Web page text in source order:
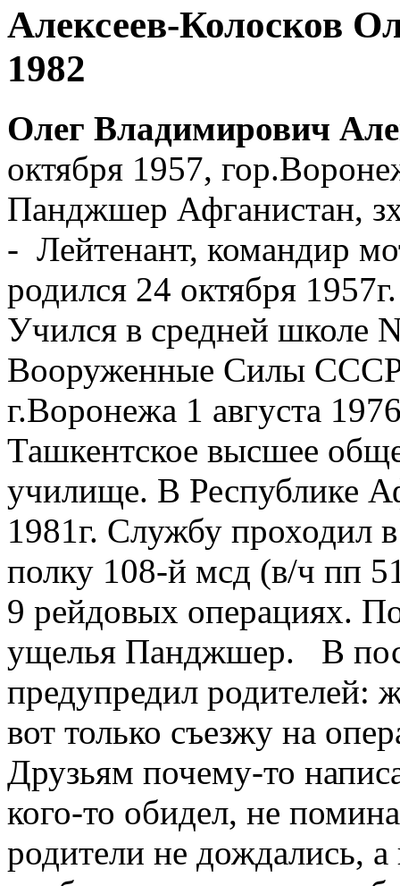
Алексеев-Колосков
1982
Олег Владимирович
октября 1957,
Панджшер Афганистан,
- Лейтенант, командир
родился 24 октября
Учился в средней школе
Вооруженные Силы
г.Воронежа 1 августа
Ташкентское высшее
училище. В Республике
1981г. Службу проходил
полку 108-й мсд (в/ч пп
9 рейдовых операциях.
ущелья Панджшер. В
предупредил родителей:
вот только съезжу на
Друзьям почему-то
кого-то обидел, не
родители не дождались,